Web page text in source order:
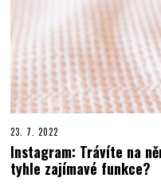
23. 7. 2022
Instagram: Trávíte na
tyhle zajímavé funkce?